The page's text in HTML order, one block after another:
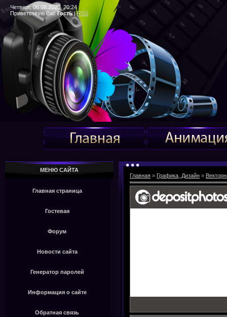
Четверг, 06.08.2026, 20:24
Приветствую Вас Гость|RSS
МЕНЮ САЙТА
Главная страница
Гостевая
Форум
Новости сайта
Генератор паролей
Информация о сайте
Обратная связь
Главная » Графика, Дизайн »